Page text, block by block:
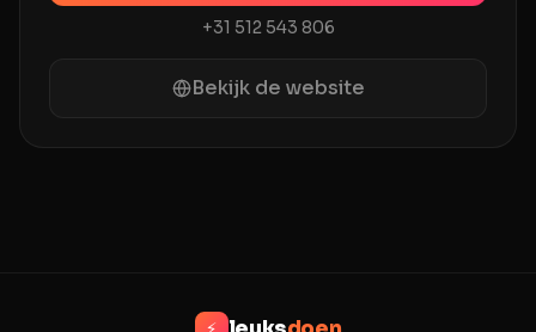
+31 512 543 806
Bekijk de website